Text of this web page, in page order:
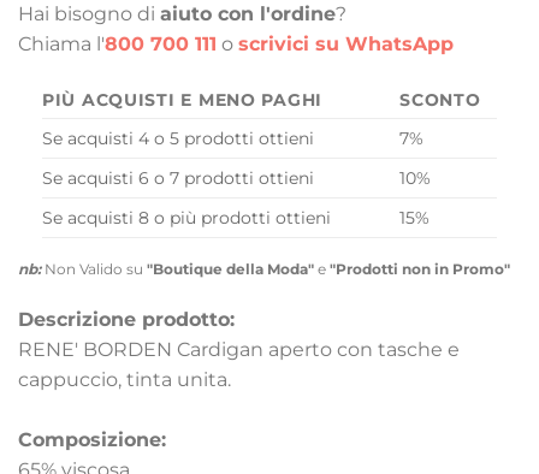
Hai bisogno di aiuto con l'ordine?
Chiama l'800 700 111 o scrivici su WhatsApp
PIÙ ACQUISTI E MENO PAGHI
SCONTO
Se acquisti 4 o 5 prodotti ottieni
7%
Se acquisti 6 o 7 prodotti ottieni
10%
Se acquisti 8 o più prodotti ottieni
15%
nb:Non Valido su "Boutique della Moda" e "Prodotti non in Promo"
Descrizione prodotto:
RENE' BORDEN Cardigan aperto con tasche e
cappuccio, tinta unita.
Composizione: